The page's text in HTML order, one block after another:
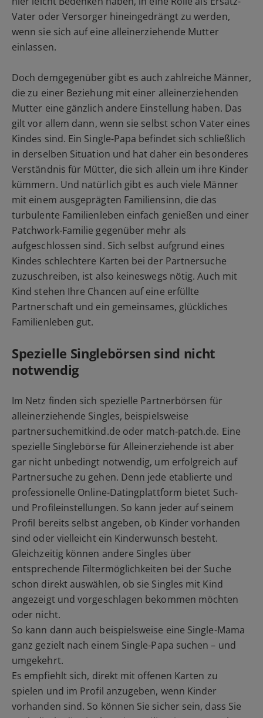
Vater oder Versorger hineingedrängt zu werden,
wenn sie sich auf eine alleinerziehende Mutter
einlassen.
Doch demgegenüber gibt es auch zahlreiche Männer,
die zu einer Beziehung mit einer alleinerziehenden
Mutter eine gänzlich andere Einstellung haben. Das
gilt vor allem dann, wenn sie selbst schon Vater eines
Kindes sind. Ein Single-Papa befindet sich schließlich
in derselben Situation und hat daher ein besonderes
Verständnis für Mütter, die sich allein um ihre Kinder
kümmern. Und natürlich gibt es auch viele Männer
mit einem ausgeprägten Familiensinn, die das
turbulente Familienleben einfach genießen und einer
Patchwork-Familie gegenüber mehr als
aufgeschlossen sind. Sich selbst aufgrund eines
Kindes schlechtere Karten bei der Partnersuche
zuzuschreiben, ist also keineswegs nötig. Auch mit
Kind stehen Ihre Chancen auf eine erfüllte
Partnerschaft und ein gemeinsames, glückliches
Familienleben gut.
Spezielle Singlebörsen sind nicht
notwendig
Im Netz finden sich spezielle Partnerbörsen für
alleinerziehende Singles, beispielsweise
partnersuchemitkind.de oder match-patch.de. Eine
spezielle Singlebörse für Alleinerziehende ist aber
gar nicht unbedingt notwendig, um erfolgreich auf
Partnersuche zu gehen. Denn jede etablierte und
professionelle Online-Datingplattform bietet Such-
und Profileinstellungen. So kann jeder auf seinem
Profil bereits selbst angeben, ob Kinder vorhanden
sind oder vielleicht ein Kinderwunsch besteht.
Gleichzeitig können andere Singles über
entsprechende Filtermöglichkeiten bei der Suche
schon direkt auswählen, ob sie Singles mit Kind
angezeigt und vorgeschlagen bekommen möchten
oder nicht.
So kann dann auch beispielsweise eine Single-Mama
ganz gezielt nach einem Single-Papa suchen – und
umgekehrt.
Es empfiehlt sich, direkt mit offenen Karten zu
spielen und im Profil anzugeben, wenn Kinder
vorhanden sind. So können Sie sicher sein, dass Sie